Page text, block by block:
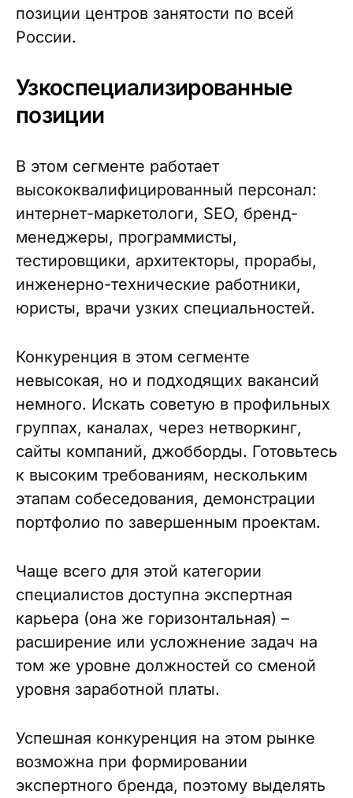
позиции центров занятости по всей
России.
Узкоспециализированные
позиции
В этом сегменте работает
высококвалифицированный персонал:
интернет-маркетологи, SEO, бренд-
менеджеры, программисты,
тестировщики, архитекторы, прорабы,
инженерно-технические работники,
юристы, врачи узких специальностей.
Конкуренция в этом сегменте
невысокая, но и подходящих вакансий
немного. Искать советую в профильных
группах, каналах, через нетворкинг,
сайты компаний, джобборды. Готовьтесь
к высоким требованиям, нескольким
этапам собеседования, демонстрации
портфолио по завершенным проектам.
Чаще всего для этой категории
специалистов доступна экспертная
карьера (она же горизонтальная) –
расширение или усложнение задач на
том же уровне должностей со сменой
уровня заработной платы.
Успешная конкуренция на этом рынке
возможна при формировании
экспертного бренда, поэтому выделять